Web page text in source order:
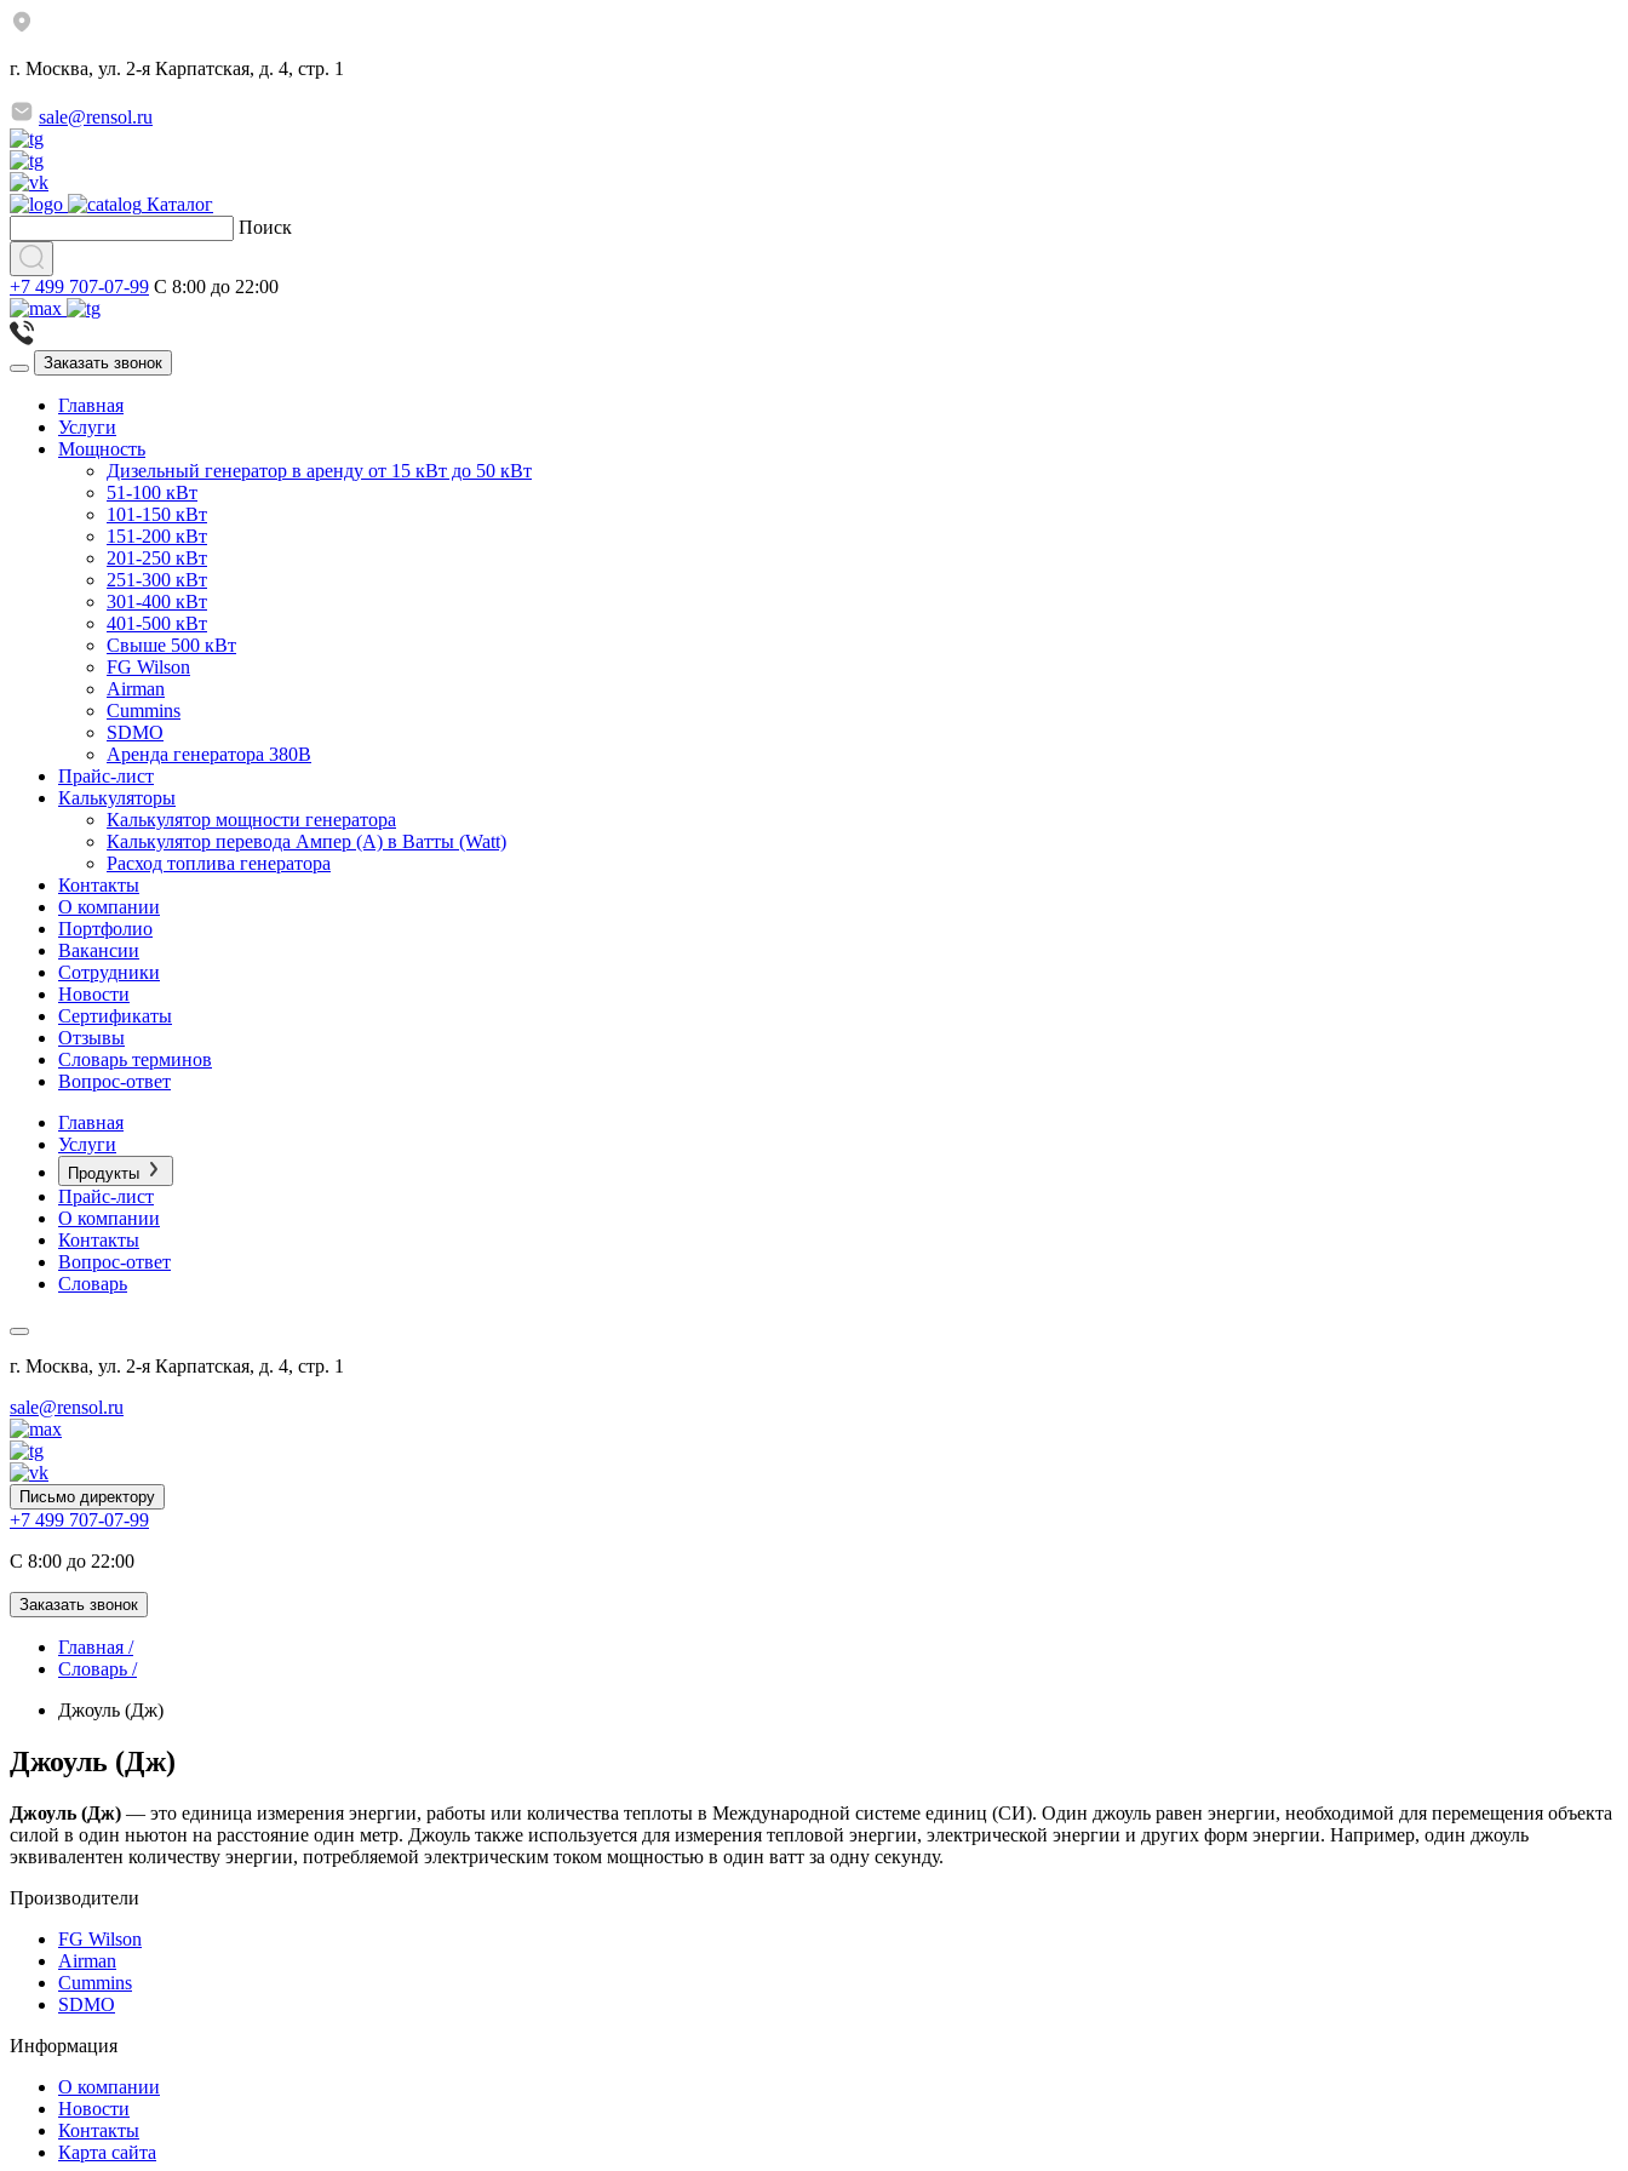
г. Москва, ул. 2-я Карпатская, д. 4, стр. 1
sale@rensol.ru
Каталог
Поиск
+7 499 707-07-99 C 8:00 до 22:00
Заказать звонок
Главная
Услуги
Мощность
Дизельный генератор в аренду от 15 кВт до 50 кВт
51-100 кВт
101-150 кВт
151-200 кВт
201-250 кВт
251-300 кВт
301-400 кВт
401-500 кВт
Свыше 500 кВт
FG Wilson
Airman
Cummins
SDMO
Аренда генератора 380В
Прайс-лист
Калькуляторы
Калькулятор мощности генератора
Калькулятор перевода Ампер (A) в Ватты (Watt)
Расход топлива генератора
Контакты
О компании
Портфолио
Вакансии
Сотрудники
Новости
Сертификаты
Отзывы
Словарь терминов
Вопрос-ответ
Главная
Услуги
Продукты
Прайс-лист
О компании
Контакты
Вопрос-ответ
Словарь
г. Москва, ул. 2-я Карпатская, д. 4, стр. 1
sale@rensol.ru
Письмо директору
+7 499 707-07-99
C 8:00 до 22:00
Заказать звонок
Главная /
Словарь /
Джоуль (Дж)
Джоуль (Дж)
Джоуль (Дж) — это единица измерения энергии, работы или количества теплоты в Международной системе единиц (СИ). Один джоуль равен энергии, необходимой для перемещения объекта
силой в один ньютон на расстояние один метр. Джоуль также используется для измерения тепловой энергии, электрической энергии и других форм энергии. Например, один джоуль
эквивалентен количеству энергии, потребляемой электрическим током мощностью в один ватт за одну секунду.
Производители
FG Wilson
Airman
Cummins
SDMO
Информация
О компании
Новости
Контакты
Карта сайта